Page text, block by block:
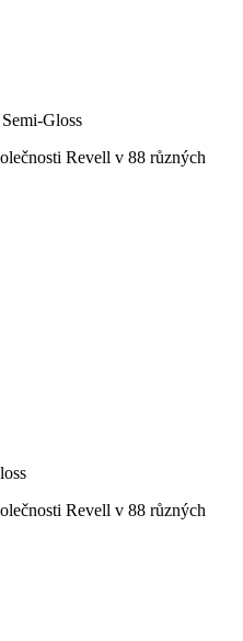
Gloss
Revell v 88 různých
Revell v 88 různých